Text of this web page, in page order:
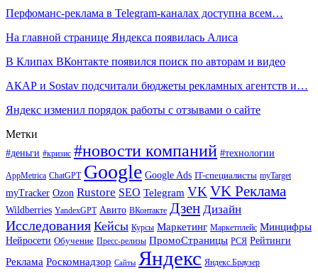
Перфоманс-реклама в Telegram-каналах доступна всем…
На главной странице Яндекса появилась Алиса
В Клипах ВКонтакте появился поиск по авторам и видео
АКАР и Sostav подсчитали бюджеты рекламных агентств и…
Яндекс изменил порядок работы с отзывами о сайте
Метки
#деньги #кризис #новости компаний #технологии
AppMetrica ChatGPT Google Google Ads IT-специалисты myTarget
myTracker Ozon Rustore SEO Telegram VK VK Реклама
Wildberries YandexGPT Авито ВКонтакте Дзен Дизайн
Исследования Кейсы Курсы Маркетинг Маркетплейс Минцифры
Нейросети Обучение Пресс-релизы ПромоСтраницы РСЯ Рейтинги
Реклама Роскомнадзор Сайты Яндекс Яндекс.Браузер